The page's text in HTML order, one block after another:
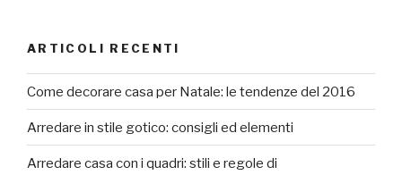
ARTICOLI RECENTI
Come decorare casa per Natale: le tendenze del 2016
Arredare in stile gotico: consigli ed elementi
Arredare casa con i quadri: stili e regole di